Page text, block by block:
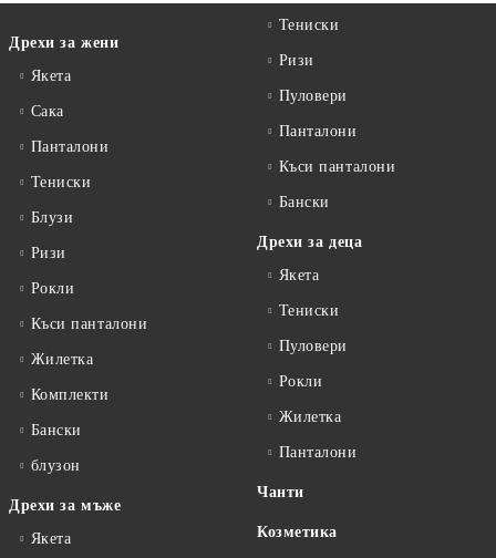
Дрехи за жени
Якета
Сакa
Панталони
Тениски
Блузи
Ризи
Рокли
Къси панталони
Жилетка
Комплекти
Бански
блузон
Дрехи за мъже
Якета
Тениски
Ризи
Пуловери
Панталони
Къси панталони
Бански
Дрехи за деца
Якета
Тениски
Пуловери
Рокли
Жилетка
Панталони
Чанти
Козметика